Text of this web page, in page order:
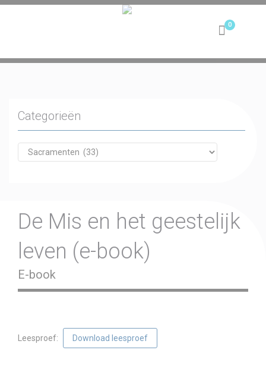
Categorieën
De Mis en het geestelijk
leven (e-book)
E-book
Leesproef: Download leesproef